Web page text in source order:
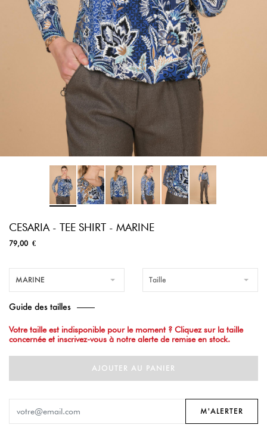
CESARIA - TEE SHIRT - MARINE
79,00 €
MARINE Taille
Guide des tailles
Votre taille est indisponible pour le moment ? Cliquez sur la taille
concernée et inscrivez-vous à notre alerte de remise en stock.
AJOUTER AU PANIER
M'ALERTER